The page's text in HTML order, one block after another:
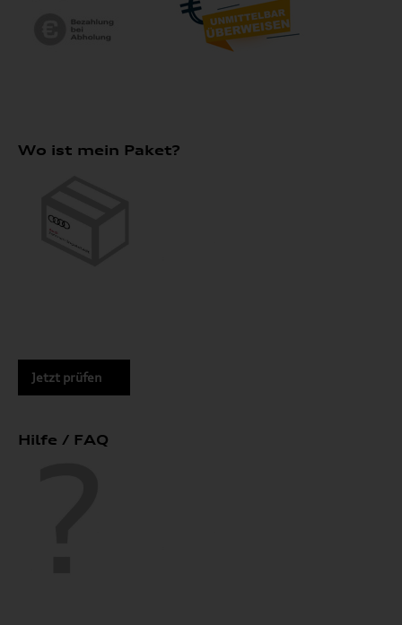
Wo ist mein Paket?
Jetzt prüfen
Hilfe / FAQ